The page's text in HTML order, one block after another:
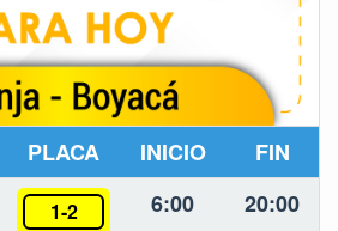
PLACA INICIO FIN
1-2 6:00 20:00